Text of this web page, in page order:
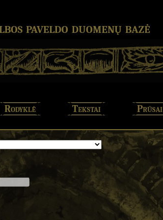
paveldo duomenų bazė
Rodyklė Tekstai Prūsai